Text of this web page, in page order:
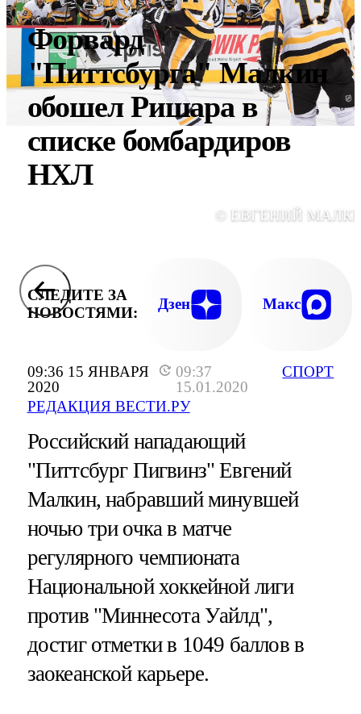
09:36 15 ЯНВАРЯ
2020
09:37
15.01.2020
РЕДАКЦИЯ ВЕСТИ.РУ
СПОРТ
Форвард
"Питтсбурга" Малкин
обошел Ришара в
списке бомбардиров
НХЛ
© ЕВГЕНИЙ
СЛЕДИТЕ ЗА
НОВОСТЯМИ:
Дзен Макс
Российский нападающий
"Питтсбург Пигвинз" Евгений
Малкин, набравший минувшей
ночью три очка в матче
регулярного чемпионата
Национальной хоккейной лиги
против "Миннесота Уайлд",
достиг отметки в 1049 баллов в
заокеанской карьере.